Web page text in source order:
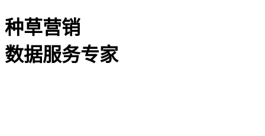
种草营销
数据服务专家